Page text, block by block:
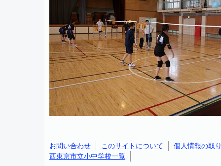
お問い合わせ このサイトについて
個人情報の取
西東京市立小中学校一覧